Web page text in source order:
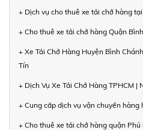
+ Dịch vụ cho thuê xe tải chở hàng
+ Cho thuê xe tải chở hàng Quận
+ Xe Tải Chở Hàng Huyện Bình
Tín
+ Dịch Vụ Xe Tải Chở Hàng TPHCM |
+ Cung cấp dịch vụ vận chuyển
+ Cho thuê xe tải chở hàng quận